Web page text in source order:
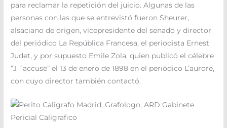
para reclamar la repetición del juicio. Algunas de las
personas con las que se entrevistó fueron Sheurer,
alsaciano de origen, vicepresidente del senado y director
del periódico La República Francesa, el periodista Ernest
Judet, y por supuesto Emile Zola, quien publicó el célebre
“J ´accuse” el 13 de enero de 1898 en el periódico L’aurore,
con cuyo director también contactó.